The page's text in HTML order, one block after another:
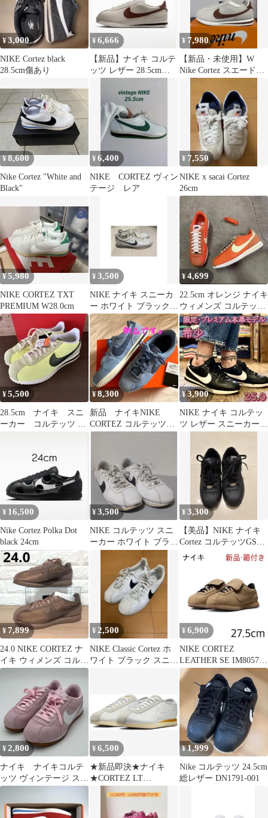
¥3,000
NIKE Cortez black
28.5cm傷あり
¥6,666
【新品】ナイキ コルテ
ッツ レザー 28.5cm
¥ 7,980
【新品・未使用】W
Nike Cortez スエード
（28.5）ナイキコルテ
¥8,600
Nike Cortez "White and
Black"
¥6,400
NIKE CORTEZ ヴィン
テージ レア
¥ 7,550
NIKE x sacai Cortez
26cm
¥5,980
NIKE CORTEZ TXT
PREMIUM W28.0cm
¥3,500
NIKE ナイキ スニーカ
ー ホワイト ブラック
コルテッツ
¥4,699
22.5cm オレンジ ナイキ
ウィメンズ コルテッツ
TXT
¥5,500
28.5cm ナイキ スニ
ーカー コルテッツ テ
¥8,300
新品 ナイキNIKE
CORTEZ コルテッツ
¥3,900
NIKE ナイキ コルテッ
ツ レザー スニーカー
¥ 16,500
Nike Cortez Polka Dot
black 24cm
¥3,500
NIKE コルテッツ スニ
ーカー ホワイト ブラッ
¥3,300
【美品】NIKE ナイキ
Cortez コルテッツGS
22.5cm
¥7,899
24.0 NIKE CORTEZ ナ
イキ ウィメンズ コルテ
ッツ ブラウン
¥ 2,500
NIKE Classic Cortez ホ
ワイト ブラック スニー
¥ 6,900
NIKE CORTEZ
LEATHER SE IM8057-
297 27.5cm
¥2,800
ナイキ ナイキコルテ
ッツ ヴィンテージ スウ
ェード ピンクフォーム
¥6,500
★新品即決★ナイキ
★CORTEZ LT
¥1,999
Nike コルテッツ 24.5cm
総レザー DN1791-001